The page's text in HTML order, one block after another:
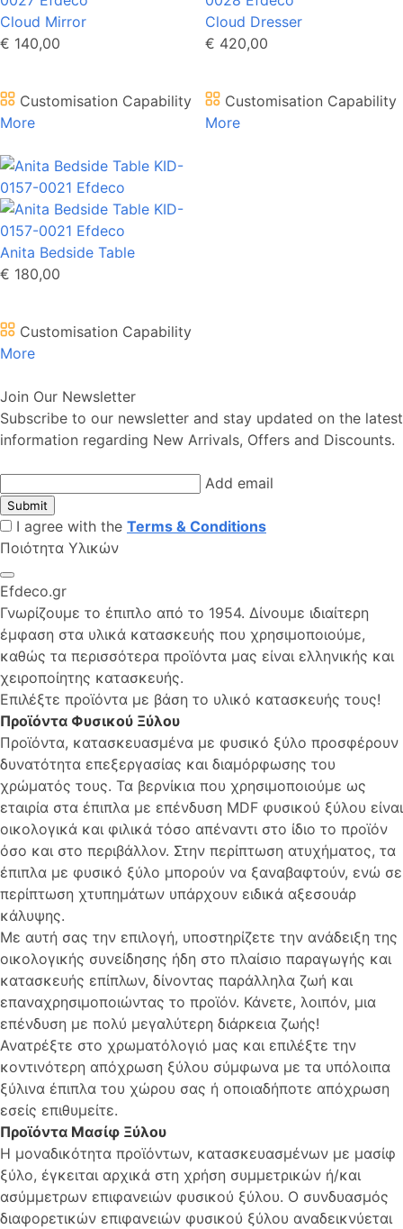
Cloud Mirror
€ 140,00
Customisation Capability
More
Cloud Dresser
€ 420,00
Customisation Capability
More
Anita Bedside Table
€ 180,00
Customisation Capability
More
Join Our Newsletter
Subscribe to our newsletter and stay updated on the latest
information regarding New Arrivals, Offers and Discounts.
Add email
Submit
I agree with the Terms & Conditions
Ποιότητα Υλικών
Efdeco.gr
Γνωρίζουμε το έπιπλο από το 1954. Δίνουμε ιδιαίτερη
έμφαση στα υλικά κατασκευής που χρησιμοποιούμε,
καθώς τα περισσότερα προϊόντα μας είναι ελληνικής και
χειροποίητης κατασκευής.
Επιλέξτε προϊόντα με βάση το υλικό κατασκευής τους!
Προϊόντα Φυσικού Ξύλου
Προϊόντα, κατασκευασμένα με φυσικό ξύλο προσφέρουν
δυνατότητα επεξεργασίας και διαμόρφωσης του
χρώματός τους. Τα βερνίκια που χρησιμοποιούμε ως
εταιρία στα έπιπλα με επένδυση MDF φυσικού ξύλου είναι
οικολογικά και φιλικά τόσο απέναντι στο ίδιο το προϊόν
όσο και στο περιβάλλον. Στην περίπτωση ατυχήματος, τα
έπιπλα με φυσικό ξύλο μπορούν να ξαναβαφτούν, ενώ σε
περίπτωση χτυπημάτων υπάρχουν ειδικά αξεσουάρ
κάλυψης.
Με αυτή σας την επιλογή, υποστηρίζετε την ανάδειξη της
οικολογικής συνείδησης ήδη στο πλαίσιο παραγωγής και
κατασκευής επίπλων, δίνοντας παράλληλα ζωή και
επαναχρησιμοποιώντας το προϊόν. Κάνετε, λοιπόν, μια
επένδυση με πολύ μεγαλύτερη διάρκεια ζωής!
Ανατρέξτε στο χρωματόλογιό μας και επιλέξτε την
κοντινότερη απόχρωση ξύλου σύμφωνα με τα υπόλοιπα
ξύλινα έπιπλα του χώρου σας ή οποιαδήποτε απόχρωση
εσείς επιθυμείτε.
Προϊόντα Μασίφ Ξύλου
Η μοναδικότητα προϊόντων, κατασκευασμένων με μασίφ
ξύλο, έγκειται αρχικά στη χρήση συμμετρικών ή/και
ασύμμετρων επιφανειών φυσικού ξύλου. Ο συνδυασμός
διαφορετικών επιφανειών φυσικού ξύλου αναδεικνύεται